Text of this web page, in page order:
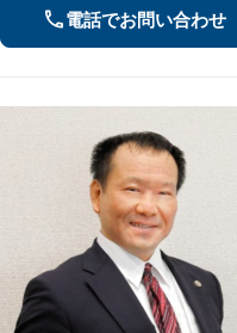
電話でお問い合わせ